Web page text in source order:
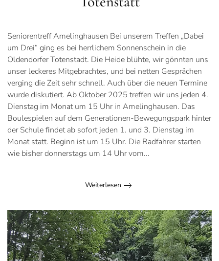
Seniorentreff Amelinghausen Bei unserem Treffen „Dabei
um Drei“ ging es bei herrlichem Sonnenschein in die
Oldendorfer Totenstadt. Die Heide blühte, wir gönnten uns
unser leckeres Mitgebrachtes, und bei netten Gesprächen
verging die Zeit sehr schnell. Auch über die neuen Termine
wurde diskutiert. Ab Oktober 2025 treffen wir uns jeden 4.
Dienstag im Monat um 15 Uhr in Amelinghausen. Das
Boulespielen auf dem Generationen-Bewegungspark hinter
der Schule findet ab sofort jeden 1. und 3. Dienstag im
Monat statt. Beginn ist um 15 Uhr. Die Radfahrer starten
wie bisher donnerstags um 14 Uhr vom...
Weiterlesen